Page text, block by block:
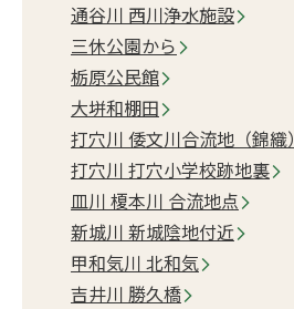
通谷川 西川浄水施設
三休公園から
栃原公民館
大垪和棚田
打穴川 倭文川合流地（錦織）
打穴川 打穴小学校跡地裏
皿川 榎本川 合流地点
新城川 新城陰地付近
甲和気川 北和気
吉井川 勝久橋